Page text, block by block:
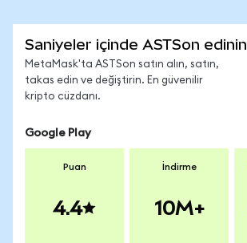
Saniyeler içinde ASTSon edinin
MetaMask'ta ASTSon satın alın, satın,
takas edin ve değiştirin. En güvenilir
kripto cüzdanı.
Google Play
Puan
4.4
İndirme
10M+